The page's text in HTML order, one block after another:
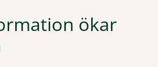
ökar